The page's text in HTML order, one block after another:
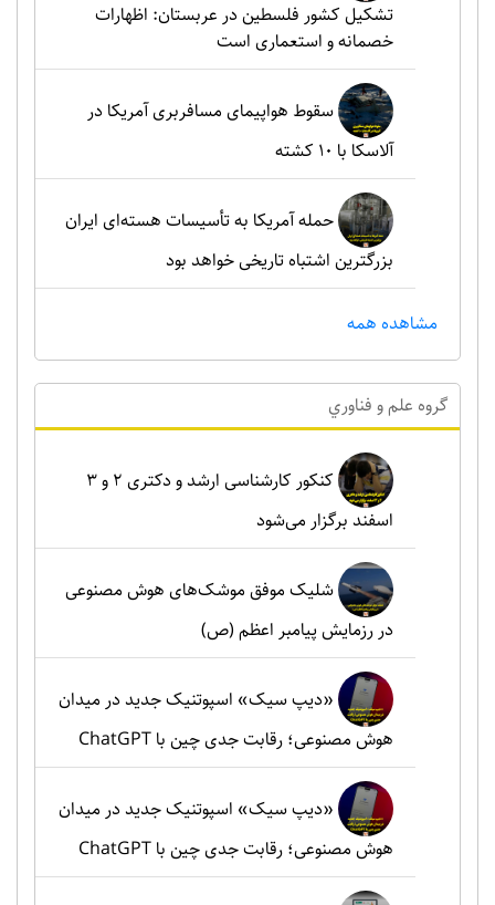
تشکیل کشور فلسطین در عربستان: اظهارات
خصمانه و استعماری است
سقوط هواپیمای مسافربری آمریکا در
آلاسکا با ۱۰ کشته
حمله آمریکا به تأسیسات هسته‌ای ایران
بزرگترین اشتباه تاریخی خواهد بود
مشاهده همه
گروه علم و فناوري
کنکور کارشناسی ارشد و دکتری ۲ و ۳
اسفند برگزار می‌شود
شلیک موفق موشک‌های هوش مصنوعی
در رزمایش پیامبر اعظم (ص)
«دیپ سیک» اسپوتنیک جدید در میدان
هوش مصنوعی؛ رقابت جدی چین با ChatGPT
«دیپ سیک» اسپوتنیک جدید در میدان
هوش مصنوعی؛ رقابت جدی چین با ChatGPT